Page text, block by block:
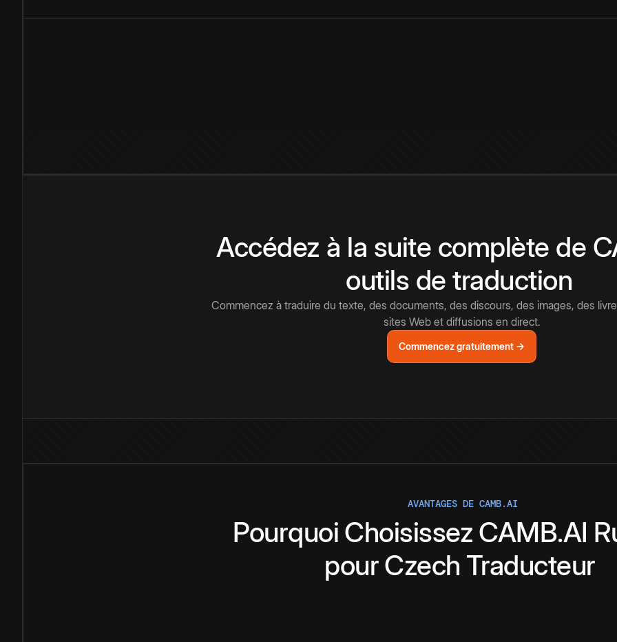
Accédez à la suite complète de
outils de traduction
Commencez à traduire du texte, des documents, des discours, des images, des
sites Web et diffusions en direct.
Commencez gratuitement →
AVANTAGES DE CAMB.AI
Pourquoi Choisissez CAMB.AI
pourCzech Traducteur